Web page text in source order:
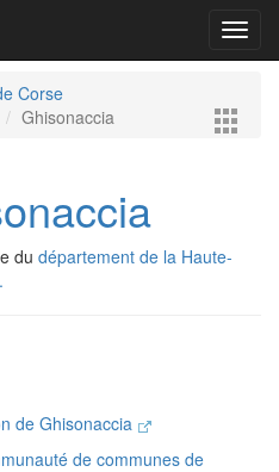
Corse
Ghisonaccia
du département de la Haute-
de Ghisonaccia
de communes de